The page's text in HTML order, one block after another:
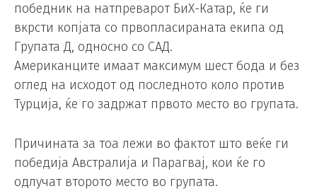
победник на натпреварот БиХ-Катар, ќе ги
вкрсти копјата со првопласираната екипа од
Групата Д, односно со САД.
Американците имаат максимум шест бода и без
оглед на исходот од последното коло против
Турција, ќе го задржат првото место во групата.
Причината за тоа лежи во фактот што веќе ги
победија Австралија и Парагвај, кои ќе го
одлучат второто место во групата.